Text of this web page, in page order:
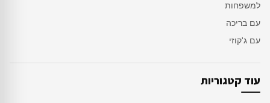
למשפחות
עם בריכה
עם ג'קוזי
עוד קטגוריות